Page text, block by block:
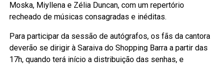
Moska, Miyllena e Zélia Duncan, com um repertório
recheado de músicas consagradas e inéditas.
Para participar da sessão de autógrafos, os fãs da cantora
deverão se dirigir à Saraiva do Shopping Barra a partir das
17h, quando terá início a distribuição das senhas, e